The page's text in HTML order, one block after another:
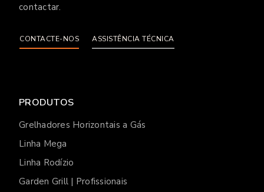
contactar.
CONTACTE-NOS ASSISTÊNCIA TÉCNICA
PRODUTOS
Grelhadores Horizontais a Gás
Linha Mega
Linha Rodízio
Garden Grill | Profissionais